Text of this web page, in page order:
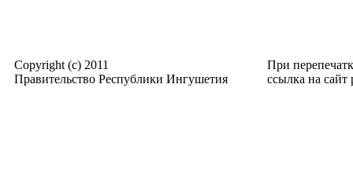
Copyright (c) 2011
Правительство Республики Ингушетия
При
ссылка на сайт